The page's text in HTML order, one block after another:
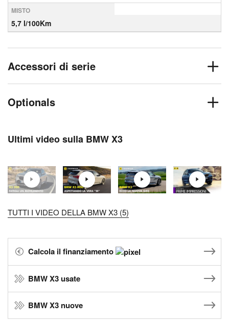
MISTO
5,7 l/100Km
Accessori di serie
Optionals
Ultimi video sulla BMW X3
TUTTI I VIDEO DELLA BMW X3 (5)
Calcola il finanziamento
BMW X3 usate
BMW X3 nuove